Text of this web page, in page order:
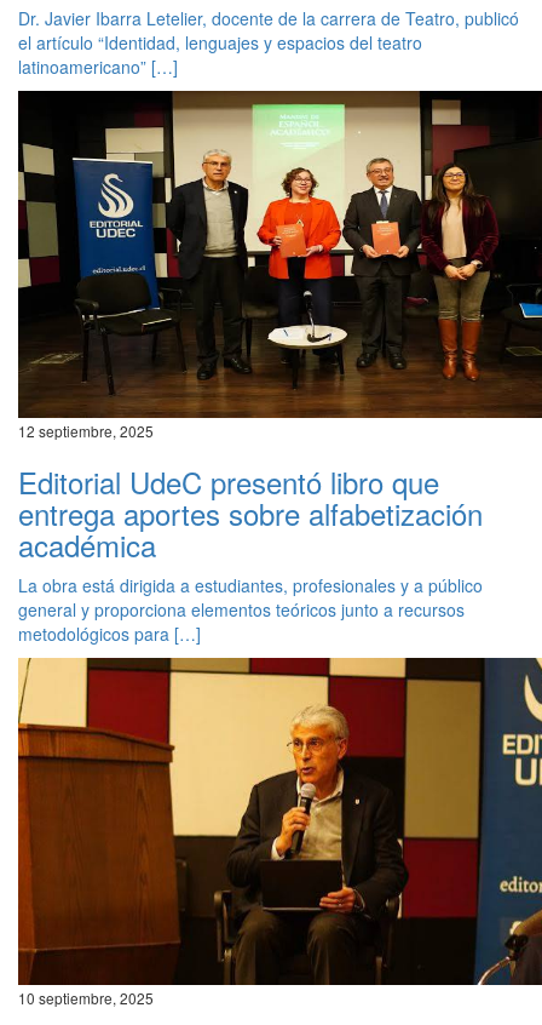
Dr. Javier Ibarra Letelier, docente de la carrera de Teatro, publicó
el artículo “Identidad, lenguajes y espacios del teatro
latinoamericano” […]
12 septiembre, 2025
Editorial UdeC presentó libro que
entrega aportes sobre alfabetización
académica
La obra está dirigida a estudiantes, profesionales y a público
general y proporciona elementos teóricos junto a recursos
metodológicos para […]
10 septiembre, 2025